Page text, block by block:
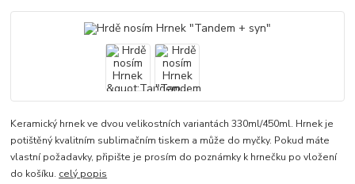
Keramický hrnek ve dvou velikostních variantách 330ml/450ml. Hrnek je
potištěný kvalitním sublimačním tiskem a může do myčky. Pokud máte
vlastní požadavky, připište je prosím do poznámky k hrnečku po vložení
do košíku. celý popis